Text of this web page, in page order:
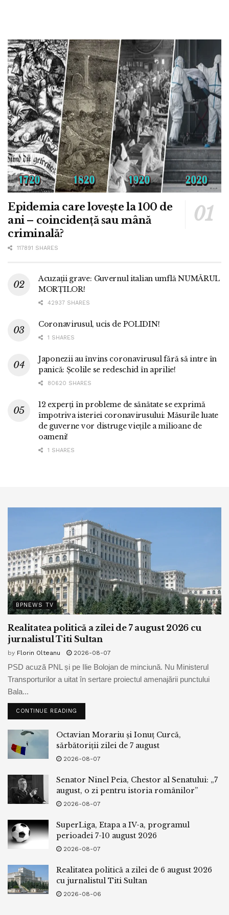
Epidemia care lovește la 100 de
ani – coincidență sau mână
criminală?
117891 SHARES
Acuzații grave: Guvernul italian umflă NUMĂRUL
MORȚILOR!
42937 SHARES
Coronavirusul, ucis de POLIDIN!
1 SHARES
Japonezii au învins coronavirusul fără să intre în
panică: Școlile se redeschid în aprilie!
80620 SHARES
12 experți în probleme de sănătate se exprimă
împotriva isteriei coronavirusului: Măsurile luate
de guverne vor distruge viețile a milioane de
oameni!
1 SHARES
BPNEWS TV
Realitatea politică a zilei de 7 august 2026 cu
jurnalistul Titi Sultan
by Florin Olteanu 2026-08-07
PSD acuză PNL și pe Ilie Bolojan de minciună. Nu Ministerul
Transporturilor a uitat în sertare proiectul amenajării punctului
Bala...
CONTINUE READING
Octavian Morariu și Ionuț Curcă,
sărbătoriții zilei de 7 august
2026-08-07
Senator Ninel Peia, Chestor al Senatului: „7
august, o zi pentru istoria românilor”
2026-08-07
SuperLiga, Etapa a IV-a, programul
perioadei 7-10 august 2026
2026-08-07
Realitatea politică a zilei de 6 august 2026
cu jurnalistul Titi Sultan
2026-08-06